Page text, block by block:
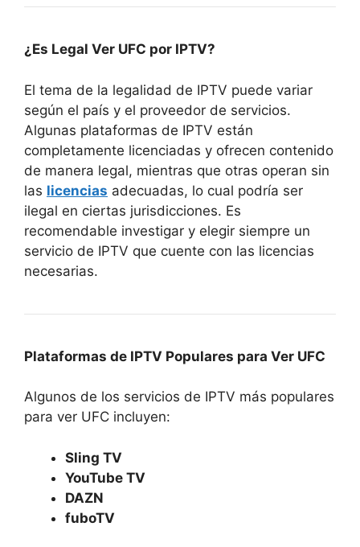
¿Es Legal Ver UFC por IPTV?
El tema de la legalidad de IPTV puede variar
según el país y el proveedor de servicios.
Algunas plataformas de IPTV están
completamente licenciadas y ofrecen contenido
de manera legal, mientras que otras operan sin
las licencias adecuadas, lo cual podría ser
ilegal en ciertas jurisdicciones. Es
recomendable investigar y elegir siempre un
servicio de IPTV que cuente con las licencias
necesarias.
Plataformas de IPTV Populares para Ver UFC
Algunos de los servicios de IPTV más populares
para ver UFC incluyen:
Sling TV
YouTube TV
DAZN
fuboTV